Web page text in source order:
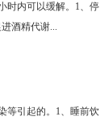
时内可以缓解。1、停
酒精代谢...
等引起的。1、睡前饮